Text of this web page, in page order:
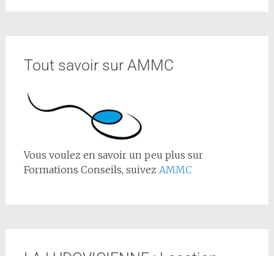
Tout savoir sur AMMC
Vous voulez en savoir un peu plus sur
Formations Conseils, suivez AMMC